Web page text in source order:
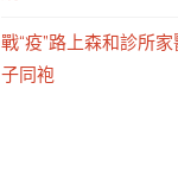
戰“疫”路上森和診所
子同袍